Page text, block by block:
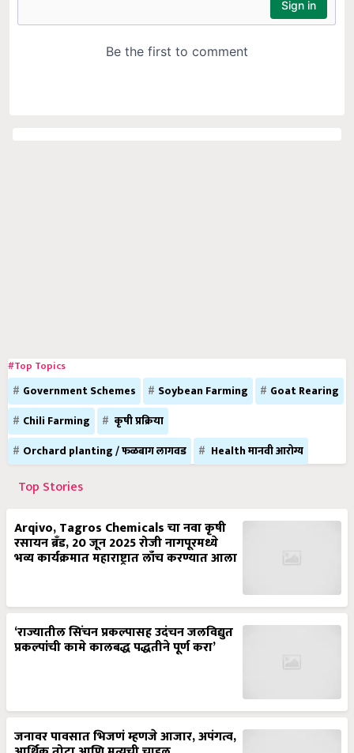
Government Schemes Soybean Farming
Goat Rearing
Chili Farming
कृषी प्रक्रिया
Orchard planting / फळबाग लागवड
Health मानवी आरोग्य
Top Stories
रसायन ब्रँड, 20 जून 2025 रोजी नागपूरमध्ये
भव्य कार्यक्रमात महाराष्ट्रात लाँच करण्यात आला
प्रकल्पांची कामे कालबद्ध पद्धतीने पूर्ण करा’
जनावर पावसात भिजणं म्हणजे आजार, अपंगत्व,
आर्थिक तोटा आणि मृत्यूची चाहूल